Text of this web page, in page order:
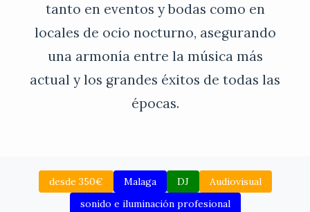
tanto en eventos y bodas como en
locales de ocio nocturno, asegurando
una armonía entre la música más
actual y los grandes éxitos de todas las
épocas.
desde 350€ Malaga DJ
Audiovisual
sonido e iluminación profesional